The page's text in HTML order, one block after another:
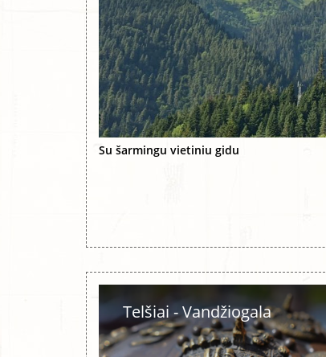
Su šarmingu vietiniu gidu
Telšiai - Vandžiogala